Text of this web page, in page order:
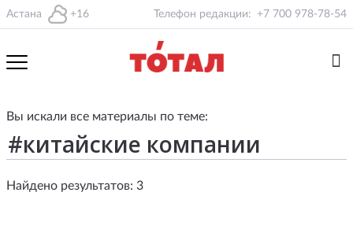
Астана +16 Телефон редакции: +7 700 978-78-54
Вы искали все материалы по теме:
Найдено результатов: 3